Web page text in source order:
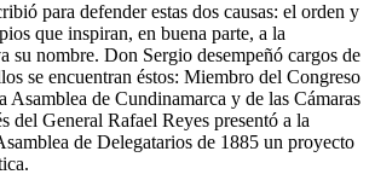
para defender estas dos causas: el orden y
que inspiran, en buena parte, a la
su nombre. Don Sergio desempeñó cargos de
se encuentran éstos: Miembro del Congreso
Asamblea de Cundinamarca y de las Cámaras
del General Rafael Reyes presentó a la
de Delegatarios de 1885 un proyecto